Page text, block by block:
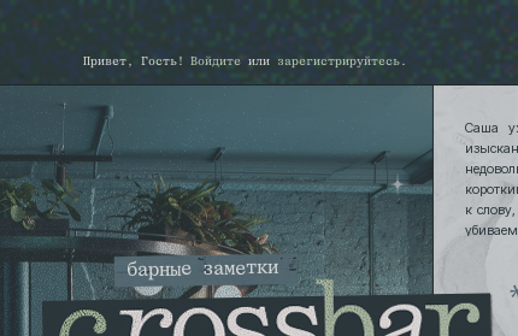
Саша
к
барные заметки
Привет, Гость! Войдите или зарегистрируйтесь.